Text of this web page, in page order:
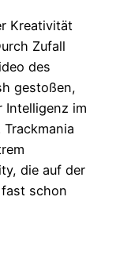
Kreativität
Zufall
des
gestoßen,
Intelligenz im
die auf der
schon